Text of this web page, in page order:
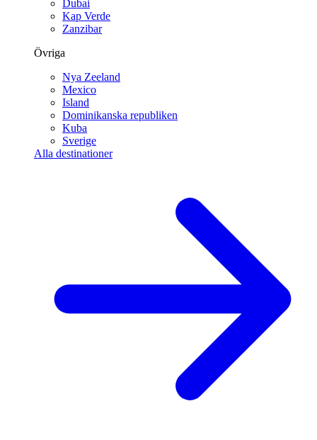
Dubai
Kap Verde
Zanzibar
Övriga
Nya Zeeland
Mexico
Island
Dominikanska republiken
Kuba
Sverige
Alla destinationer